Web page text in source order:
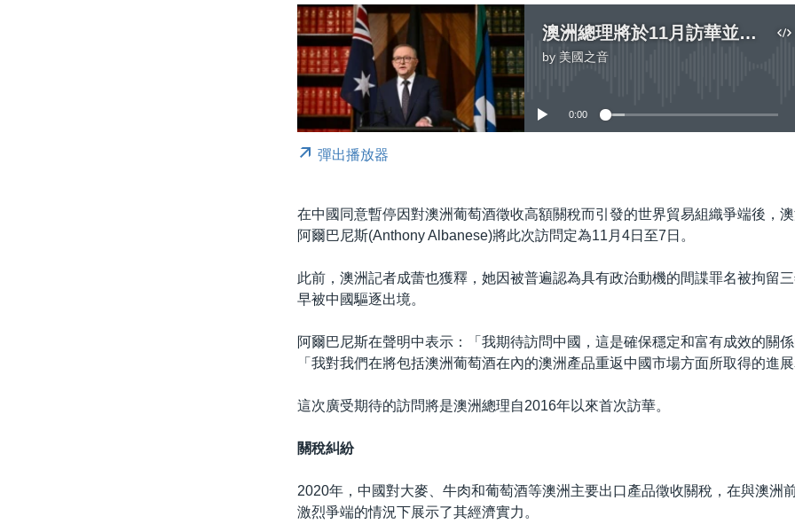
澳洲總理將於11月訪華並會見習近平
by 美國之音
No media source currently available
0:00
彈出播放器
在中國同意暫停因對澳洲葡萄酒徵收高額關稅而引發的世界貿易組織爭端後，澳
阿爾巴尼斯(Anthony Albanese)將此次訪問定為11月4日至7日。
此前，澳洲記者成蕾也獲釋，她因被普遍認為具有政治動機的間諜罪名被拘留
早被中國驅逐出境。
阿爾巴尼斯在聲明中表示：「我期待訪問中國，這是確保穩定和富有成效的關係
「我對我們在將包括澳洲葡萄酒在內的澳洲產品重返中國市場方面所取得的進
這次廣受期待的訪問將是澳洲總理自2016年以來首次訪華。
關稅糾紛
2020年，中國對大麥、牛肉和葡萄酒等澳洲主要出口產品徵收關稅，在與澳洲
激烈爭端的情況下展示了其經濟實力。